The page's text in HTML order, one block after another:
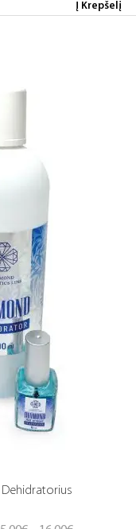
Į Krepšelį
Dehidratorius